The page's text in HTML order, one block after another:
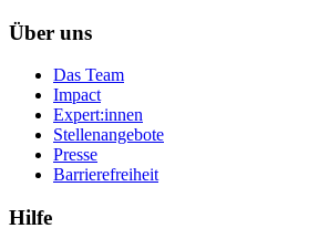
Über uns
Das Team
Impact
Expert:innen
Stellenangebote
Presse
Barrierefreiheit
Hilfe